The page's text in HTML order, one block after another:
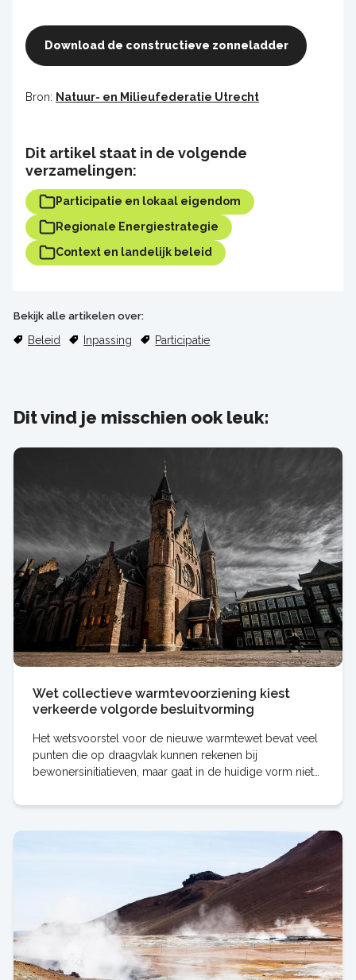
Download de constructieve zonneladder
Bron: Natuur- en Milieufederatie Utrecht
Dit artikel staat in de volgende
verzamelingen:
Participatie en lokaal eigendom
Regionale Energiestrategie
Context en landelijk beleid
Bekijk alle artikelen over:
Beleid Inpassing Participatie
Dit vind je misschien ook leuk:
Wet collectieve warmtevoorziening kiest
verkeerde volgorde besluitvorming
Het wetsvoorstel voor de nieuwe warmtewet bevat veel
punten die op draagvlak kunnen rekenen bij
bewonersinitiatieven, maar gaat in de huidige vorm niet